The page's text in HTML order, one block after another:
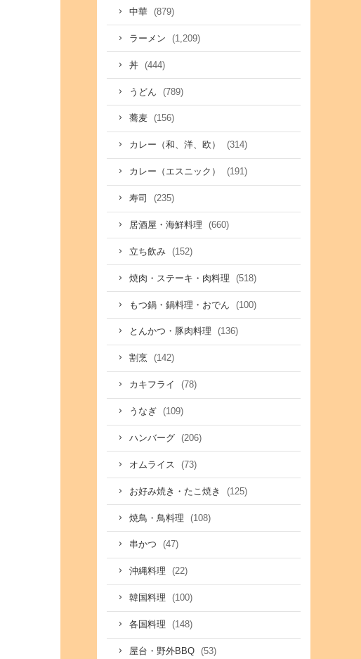
中華 (879)
ラーメン (1,209)
丼 (444)
うどん (789)
蕎麦 (156)
カレー（和、洋、欧） (314)
カレー（エスニック） (191)
寿司 (235)
居酒屋・海鮮料理 (660)
立ち飲み (152)
焼肉・ステーキ・肉料理 (518)
もつ鍋・鍋料理・おでん (100)
とんかつ・豚肉料理 (136)
割烹 (142)
カキフライ (78)
うなぎ (109)
ハンバーグ (206)
オムライス (73)
お好み焼き・たこ焼き (125)
焼鳥・鳥料理 (108)
串かつ (47)
沖縄料理 (22)
韓国料理 (100)
各国料理 (148)
屋台・野外BBQ (53)